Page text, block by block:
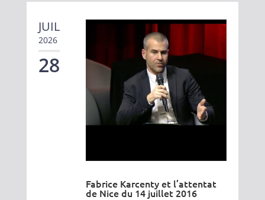
JUIL
2026
28
Fabrice Karcenty et l’attentat
de Nice du 14 juillet 2016